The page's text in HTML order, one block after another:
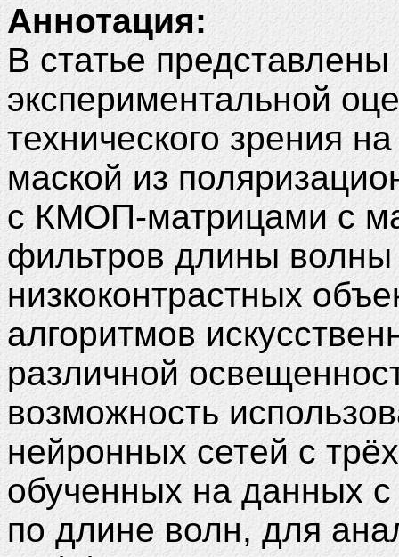
Аннотация:
В статье представлены
экспериментальной
технического зрения
маской из
с КМОП-матрицами с
фильтров длины
низкоконтрастных
алгоритмов
различной
возможность
нейронных сетей с
обученных на данных
по длине волн, для